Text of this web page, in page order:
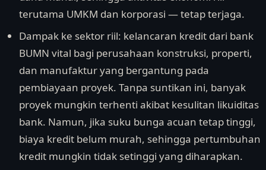
terutama UMKM dan korporasi — tetap terjaga.
Dampak ke sektor riil: kelancaran kredit dari bank
BUMN vital bagi perusahaan konstruksi, properti,
dan manufaktur yang bergantung pada
pembiayaan proyek. Tanpa suntikan ini, banyak
proyek mungkin terhenti akibat kesulitan likuiditas
bank. Namun, jika suku bunga acuan tetap tinggi,
biaya kredit belum murah, sehingga pertumbuhan
kredit mungkin tidak setinggi yang diharapkan.